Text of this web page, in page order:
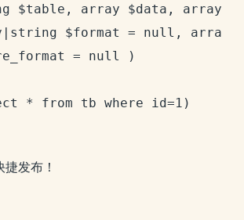
$table, array $data, array
$format = null, arra
= null )
* from tb where id=1)
发布！